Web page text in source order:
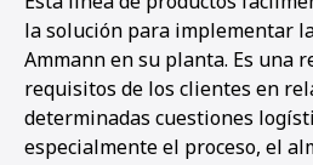
la solución para implementar
Ammann en su planta. Es una
requisitos de los clientes en
determinadas cuestiones
especialmente el proceso, el